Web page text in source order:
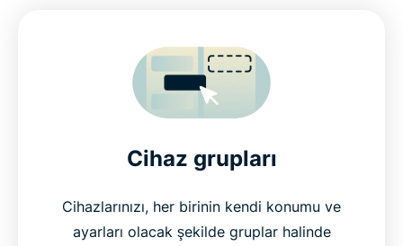
Cihaz grupları
Cihazlarınızı, her birinin kendi konumu ve
ayarları olacak şekilde gruplar halinde